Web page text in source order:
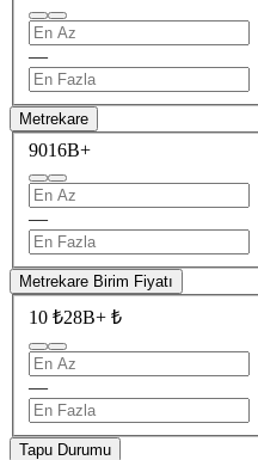
—
Metrekare
9016B+
—
Metrekare Birim Fiyatı
10 ₺28B+ ₺
—
Tapu Durumu